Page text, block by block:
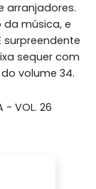
arranjadores.
música, e
sequer com
volume 34.